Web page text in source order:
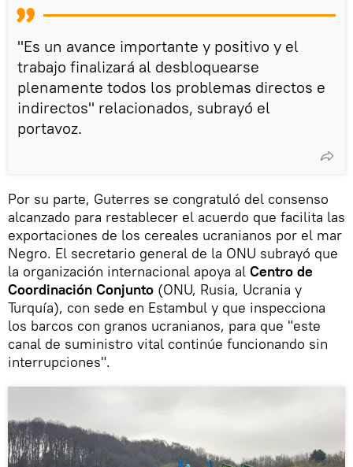
"Es un avance importante y positivo y el
trabajo finalizará al desbloquearse
plenamente todos los problemas directos e
indirectos" relacionados, subrayó el
portavoz.
Por su parte, Guterres se congratuló del consenso
alcanzado para restablecer el acuerdo que facilita las
exportaciones de los cereales ucranianos por el mar
Negro. El secretario general de la ONU subrayó que
la organización internacional apoya al Centro de
Coordinación Conjunto (ONU, Rusia, Ucrania y
Turquía), con sede en Estambul y que inspecciona
los barcos con granos ucranianos, para que "este
canal de suministro vital continúe funcionando sin
interrupciones".